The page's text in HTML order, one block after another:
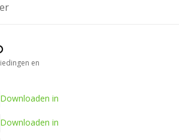
en
Downloaden in
Downloaden in